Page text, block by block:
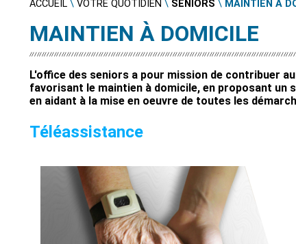
ACCUEIL\ VOTRE QUOTIDIEN \ SENIORS \ MAINTIEN À
MAINTIEN À DOMICILE
L'office des seniors a pour mission de contribuer
favorisant le maintien à domicile, en proposant un
en aidant à la mise en oeuvre de toutes les
Téléassistance